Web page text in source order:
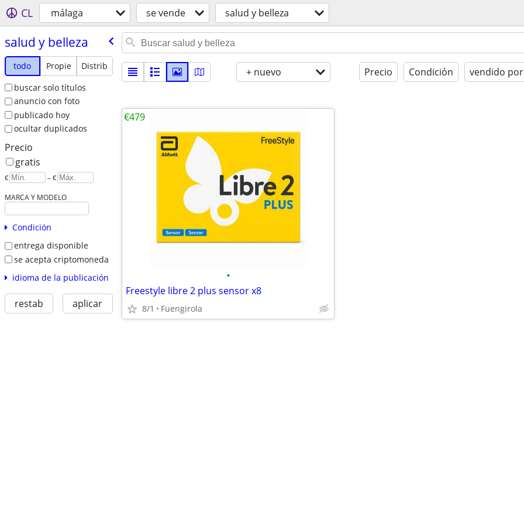
CL málaga se vende salud y belleza
salud y belleza
todo Propie
Distrib
buscar solo títulos
anuncio con foto
publicado hoy
ocultar duplicados
Precio
gratis
€ – €
MARCA Y MODELO
Condición
entrega disponible
se acepta criptomoneda
idioma de la publicación
restab aplicar
+ nuevo Precio Condición vendido por
•
Freestyle libre 2 plus sensor x8
8/1 Fuengirola
€479